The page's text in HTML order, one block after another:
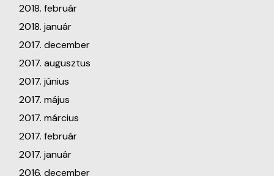
2018. február
2018. január
2017. december
2017. augusztus
2017. június
2017. május
2017. március
2017. február
2017. január
2016. december